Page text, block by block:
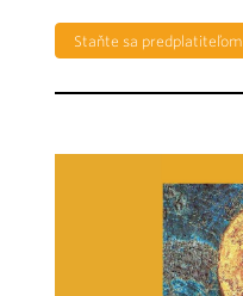
Staňte sa predplatiteľom